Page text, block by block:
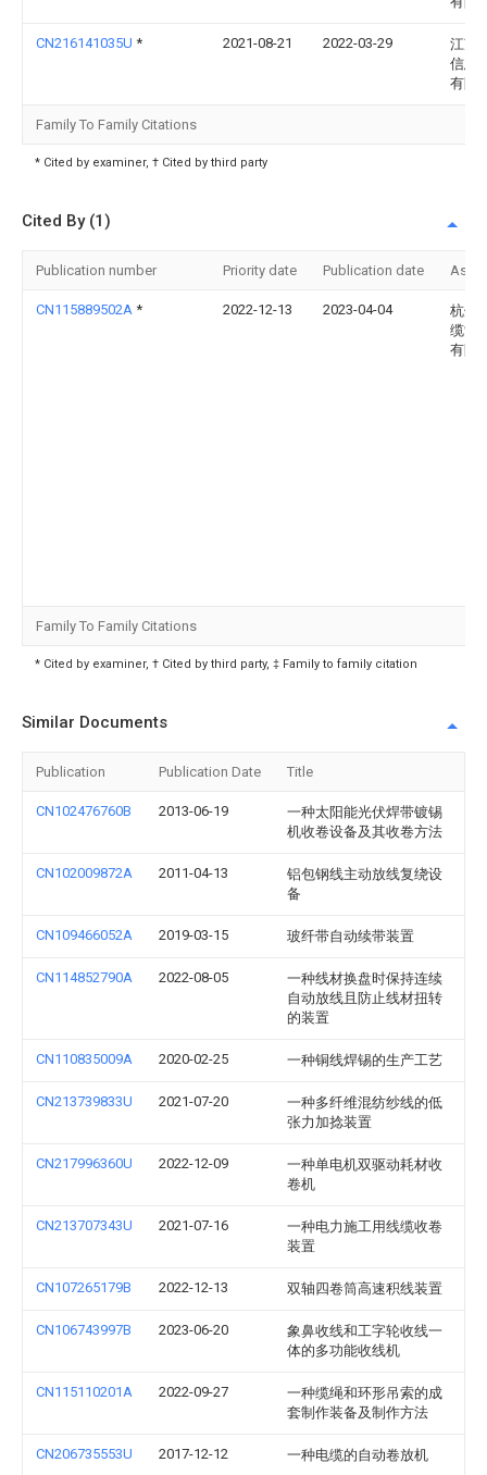
CN216141035U * 2021-08-21 2022-03-29
江苏
信息
有限
Family To Family Citations
* Cited by examiner, † Cited by third party
Cited By (1)
Publication number Priority date Publication date
CN115889502A * 2022-12-13 2023-04-04
杭州
缆索
有限
Family To Family Citations
* Cited by examiner, † Cited by third party, ‡ Family to family citation
Similar Documents
Publication Publication Date Title
CN102476760B 2013-06-19
一种太阳能光伏焊带镀锡
机收卷设备及其收卷方法
CN102009872A 2011-04-13
铝包钢线主动放线复绕设
备
CN109466052A 2019-03-15 玻纤带自动续带装置
CN114852790A 2022-08-05
一种线材换盘时保持连续
自动放线且防止线材扭转
的装置
CN110835009A 2020-02-25 一种铜线焊锡的生产工艺
CN213739833U 2021-07-20
一种多纤维混纺纱线的低
张力加捻装置
CN217996360U 2022-12-09
一种单电机双驱动耗材收
卷机
CN213707343U 2021-07-16
一种电力施工用线缆收卷
装置
CN107265179B 2022-12-13 双轴四卷筒高速积线装置
CN106743997B 2023-06-20
象鼻收线和工字轮收线一
体的多功能收线机
CN115110201A 2022-09-27
一种缆绳和环形吊索的成
套制作装备及制作方法
CN206735553U 2017-12-12 一种电缆的自动卷放机